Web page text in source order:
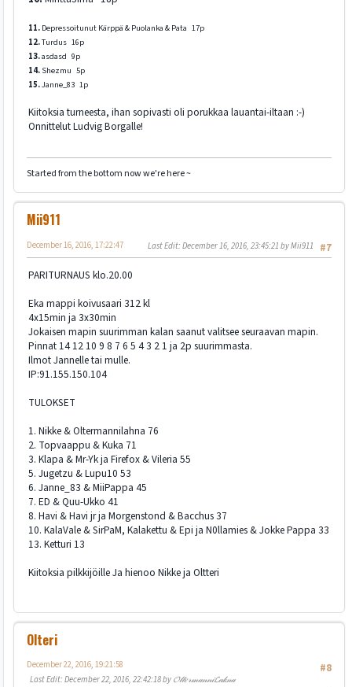
11. Depressoitunut Kärppä & Puolanka & Pata 17p
12.Turdus 16p
13.asdasd 9p
14. Shezmu 5p
15.Janne_83 1p
Kiitoksia turneesta, ihan sopivasti oli porukkaa lauantai-iltaan :-)
Onnittelut Ludvig Borgalle!
Started from the bottom now we're here ~
Mii911
#7
December 16, 2016, 17:22:47 Last Edit: December 16, 2016, 23:45:21 by Mii911
PARITURNAUS klo.20.00
Eka mappi koivusaari 312 kl
4x15min ja 3x30min
Jokaisen mapin suurimman kalan saanut valitsee seuraavan mapin.
Pinnat 14 12 10 9 8 7 6 5 4 3 2 1 ja 2p suurimmasta.
Ilmot Jannelle tai mulle.
IP:91.155.150.104
TULOKSET
1. Nikke & Oltermannilahna 76
2. Topvaappu & Kuka 71
3. Klapa & Mr-Yk ja Firefox & Vileria 55
5. Jugetzu & Lupu10 53
6. Janne_83 & MiiPappa 45
7. ED & Quu-Ukko 41
8. Havi & Havi jr ja Morgenstond & Bacchus 37
10. KalaVale & SirPaM, Kalakettu & Epi ja N0llamies & Jokke Pappa 33
13. Ketturi 13
Kiitoksia pilkkijöille Ja hienoo Nikke ja Oltteri
Olteri
#8
December 22, 2016, 19:21:58
Last Edit: December 22, 2016, 22:42:18 by 𝓞𝓁𝓉𝑒𝓇𝓂𝒶𝓃𝓃𝒾𝓛𝒶𝓀𝓃𝒶